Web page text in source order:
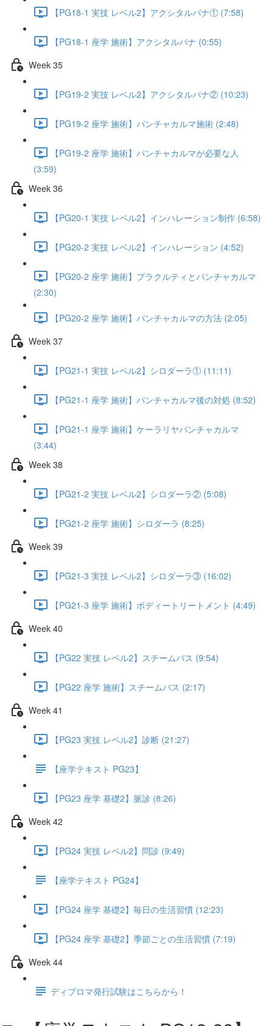
【PG18-1 実技 レベル2】アクシタルパナ① (7:58)
【PG18-1 座学 施術】アクシタルパナ (0:55)
Week 35
【PG19-2 実技 レベル2】アクシタルパナ② (10:23)
【PG19-2 座学 施術】パンチャカルマ施術 (2:48)
【PG19-2 座学 施術】パンチャカルマが必要な人
(3:59)
Week 36
【PG20-1 実技 レベル2】インハレーション制作 (6:58)
【PG20-2 実技 レベル2】インハレーション (4:52)
【PG20-2 座学 施術】プラクルティとパンチャカルマ
(2:30)
【PG20-2 座学 施術】パンチャカルマの方法 (2:05)
Week 37
【PG21-1 実技 レベル2】シロダーラ① (11:11)
【PG21-1 座学 施術】パンチャカルマ後の対処 (8:52)
【PG21-1 座学 施術】ケーラリヤパンチャカルマ
(3:44)
Week 38
【PG21-2 実技 レベル2】シロダーラ② (5:08)
【PG21-2 座学 施術】シロダーラ (8:25)
Week 39
【PG21-3 実技 レベル2】シロダーラ③ (16:02)
【PG21-3 座学 施術】ボディートリートメント (4:49)
Week 40
【PG22 実技 レベル2】スチームバス (9:54)
【PG22 座学 施術】スチームバス (2:17)
Week 41
【PG23 実技 レベル2】診断 (21:27)
【座学テキスト PG23】
【PG23 座学 基礎2】脈診 (8:26)
Week 42
【PG24 実技 レベル2】問診 (9:49)
【座学テキスト PG24】
【PG24 座学 基礎2】毎日の生活習慣 (12:23)
【PG24 座学 基礎2】季節ごとの生活習慣 (7:19)
Week 44
ディプロマ発行試験はこちらから！